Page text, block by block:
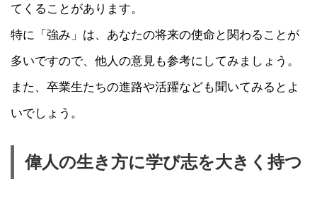
てくることがあります。
特に「強み」は、あなたの将来の使命と関わることが
多いですので、他人の意見も参考にしてみましょう。
また、卒業生たちの進路や活躍なども聞いてみるとよ
いでしょう。
偉人の生き方に学び志を大きく持つ